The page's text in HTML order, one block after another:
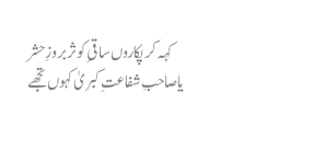
کہہ کر پکاروں ساقیِ کوثر بروزِ حشر
یا صاحبِ شفاعتِ کبریٰ کہوں تجھے